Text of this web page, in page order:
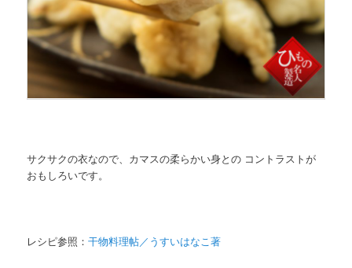
サクサクの衣なので、カマスの柔らかい身との コントラストが
おもしろいです。
レシピ参照：干物料理帖／うすいはなこ著